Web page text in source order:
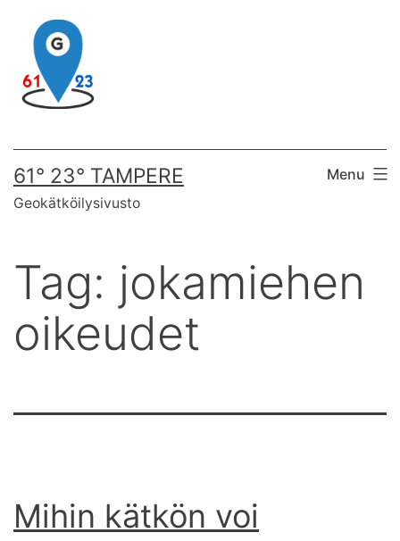
content
61° 23° TAMPERE
Geokätköilysivusto
Menu
Tag: jokamiehen
oikeudet
Mihin kätkön voi